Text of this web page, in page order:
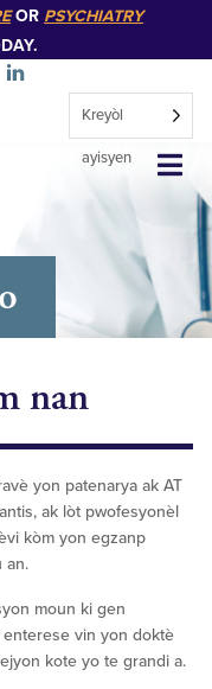
OR PSYCHIATRY
Kreyòl
ayisyen
nan
yon patenarya ak AT
ak lòt pwofesyonèl
kòm yon egzanp
an.
moun ki gen
vin yon doktè
kote yo te grandi a.